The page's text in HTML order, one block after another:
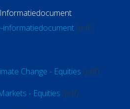
informatiedocument (pdf)
Change - Equities (pdf)
- Equities (pdf)